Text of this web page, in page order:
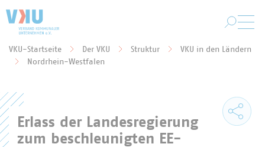
Sie befinden sich hier:
VKU-Startseite Der VKU Struktur
VKU in den Ländern
Nordrhein-Westfalen
Erlass der Landesregierung
zum beschleunigten EE-